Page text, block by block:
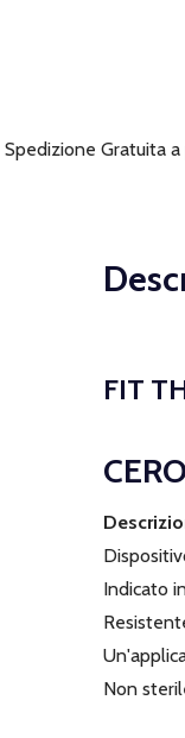
Spedizione Gratuita
FIT
Indicato
Non